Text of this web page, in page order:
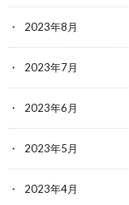
2023年8月
2023年7月
2023年6月
2023年5月
2023年4月